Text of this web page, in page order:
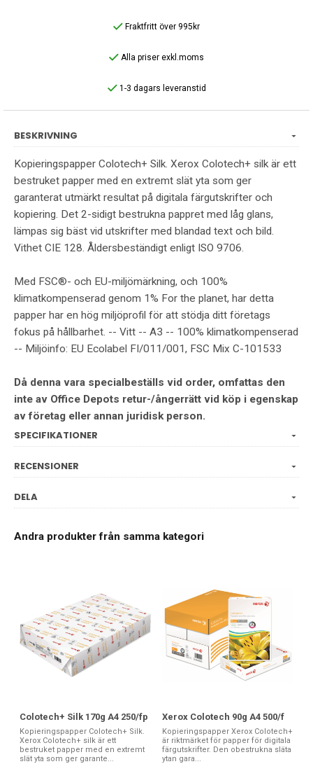
Fraktfritt över 995kr
Alla priser exkl.moms
1-3 dagars leveranstid
BESKRIVNING
Kopieringspapper Colotech+ Silk. Xerox Colotech+ silk är ett
bestruket papper med en extremt slät yta som ger
garanterat utmärkt resultat på digitala färgutskrifter och
kopiering. Det 2-sidigt bestrukna pappret med låg glans,
lämpas sig bäst vid utskrifter med blandad text och bild.
Vithet CIE 128. Åldersbeständigt enligt ISO 9706.
Med FSC®- och EU-miljömärkning, och 100%
klimatkompenserad genom 1% For the planet, har detta
papper har en hög miljöprofil för att stödja ditt företags
fokus på hållbarhet. -- Vitt -- A3 -- 100% klimatkompenserad
-- Miljöinfo: EU Ecolabel FI/011/001, FSC Mix C-101533
Då denna vara specialbeställs vid order, omfattas den
inte av Office Depots retur-/ångerrätt vid köp i egenskap
av företag eller annan juridisk person.
SPECIFIKATIONER
RECENSIONER
DELA
Andra produkter från samma kategori
Colotech+ Silk 170g A4 250/fp
Kopieringspapper Colotech+ Silk.
Xerox Colotech+ silk är ett
bestruket papper med en extremt
slät yta som ger garante...
Xerox Colotech 90g A4 500/f
Kopieringspapper Xerox Colotech+
är riktmärket för papper för digitala
färgutskrifter. Den obestrukna släta
ytan gara...